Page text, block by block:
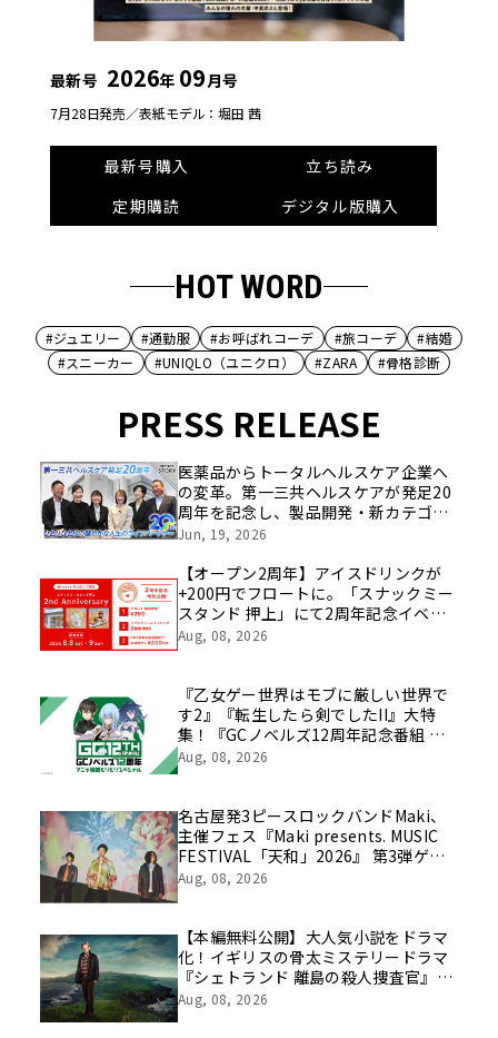
最新号 2026年 09月号
7月28日発売／表紙モデル：堀田 茜
最新号購入
立ち読み
定期購読
デジタル版購入
HOT WORD
#ジュエリー #通勤服 #お呼ばれコーデ #旅コーデ
#結婚
#スニーカー
#UNIQLO（ユニクロ） #ZARA #骨格診断
PRESS RELEASE
医薬品からトータルヘルスケア企業へ
の変革。第一三共ヘルスケアが発足20
周年を記念し、製品開発・新カテゴリ
挑戦の舞台や旧社統合時のエピソード
像を公開！
Jun, 19, 2026
【オープン2周年】アイスドリンクが
+200円でフロートに。「スナックミー
スタンド 押上」にて2周年記念イベン
トを開催【8/8(土)～8/9(日)】
Aug, 08, 2026
『乙女ゲー世界はモブに厳しい世界で
す2』『転生したら剣でしたII』大特
集！『GCノベルズ12周年記念番組 ア
ニメ情報モリモリSP』8月23日(日) 夜8
Aug, 08, 2026
名古屋発3ピースロックバンドMaki、
主催フェス『Maki presents. MUSIC
FESTIVAL「天和」2026』 第3弾ゲス
ト解禁！
Aug, 08, 2026
【本編無料公開】大人気小説をドラマ
化！イギリスの骨太ミステリードラマ
『シェトランド 離島の殺人捜査官』
を、第2話まで8/7（金）20:00～隔週1
Aug, 08, 2026